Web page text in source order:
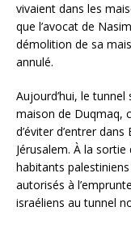
vivaient dans les
que l’avocat de
démolition de sa
annulé.
Aujourd’hui, le
maison de Duqmaq,
d’éviter d’entrer
Jérusalem. À la
habitants
autorisés à
israéliens au tunnel